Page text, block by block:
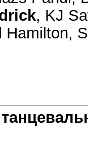
, KJ
Hamilton,